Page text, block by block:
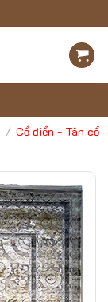
/ Cổ điển - Tân cổ